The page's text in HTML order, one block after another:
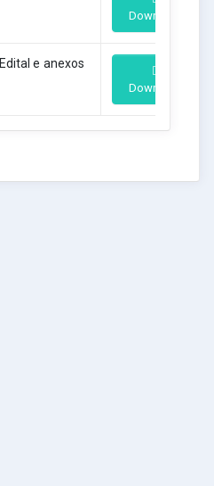
Download
Edital e anexos
Download